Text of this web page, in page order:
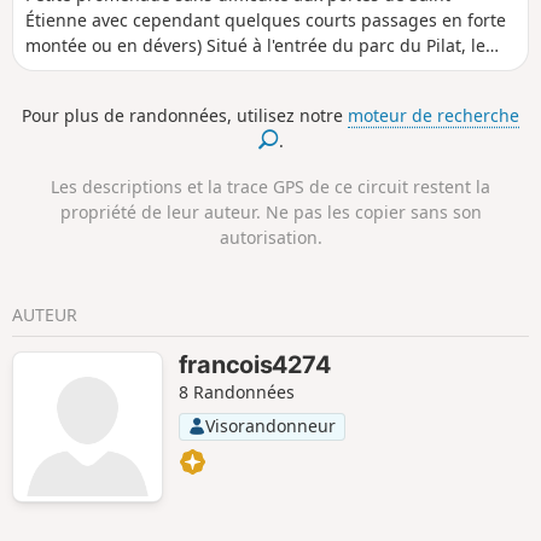
marqué.
Étienne avec cependant quelques courts passages en forte
montée ou en dévers) Situé à l'entrée du parc du Pilat, le
barrage de Cotatay est l'un des barrages qui alimente les
rafraîchissante en été (mais baignade interdite).
Pour plus de randonnées, utilisez notre moteur de recherche
.
Les descriptions et la trace GPS de ce circuit restent la
propriété de leur auteur. Ne pas les copier sans son
autorisation.
AUTEUR
francois4274
8 Randonnées
Visorandonneur